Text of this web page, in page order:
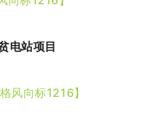
电站项目
格风向标1216】